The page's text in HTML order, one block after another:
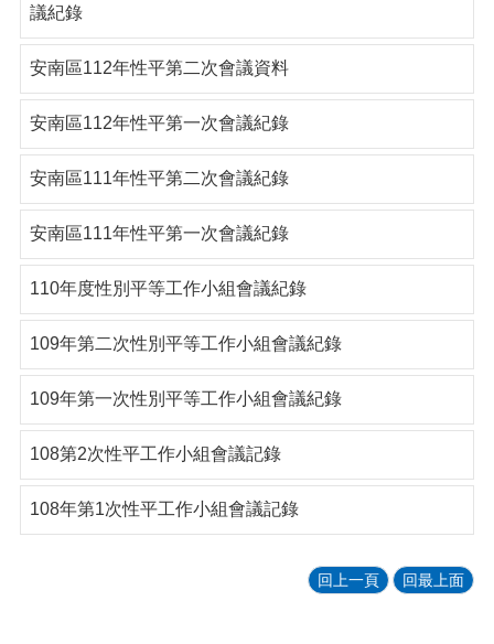
議紀錄
安南區112年性平第二次會議資料
安南區112年性平第一次會議紀錄
安南區111年性平第二次會議紀錄
安南區111年性平第一次會議紀錄
110年度性別平等工作小組會議紀錄
109年第二次性別平等工作小組會議紀錄
109年第一次性別平等工作小組會議紀錄
108第2次性平工作小組會議記錄
108年第1次性平工作小組會議記錄
回上一頁 回最上面